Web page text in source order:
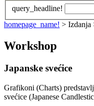
query_headline!
homepage_name! > Izdanja
Workshop
Japanske svećice
Grafikoni (Charts)
svećice (Japanese